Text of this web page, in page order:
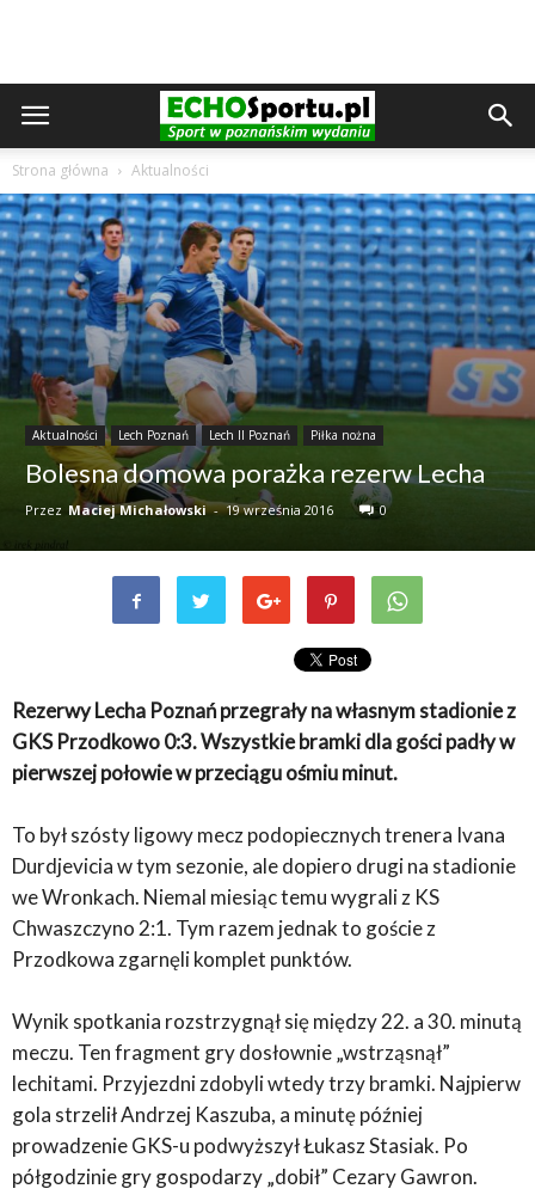
Strona główna Aktualności
Aktualności Lech Poznań Lech II Poznań Piłka nożna
Bolesna domowa porażka rezerw Lecha
Przez Maciej Michałowski - 19 września 2016 0
Rezerwy Lecha Poznań przegrały na własnym stadionie z
GKS Przodkowo 0:3. Wszystkie bramki dla gości padły w
pierwszej połowie w przeciągu ośmiu minut.
To był szósty ligowy mecz podopiecznych trenera Ivana
Durdjevicia w tym sezonie, ale dopiero drugi na stadionie
we Wronkach. Niemal miesiąc temu wygrali z KS
Chwaszczyno 2:1. Tym razem jednak to goście z
Przodkowa zgarnęli komplet punktów.
Wynik spotkania rozstrzygnął się między 22. a 30. minutą
meczu. Ten fragment gry dosłownie „wstrząsnął”
lechitami. Przyjezdni zdobyli wtedy trzy bramki. Najpierw
gola strzelił Andrzej Kaszuba, a minutę później
prowadzenie GKS-u podwyższył Łukasz Stasiak. Po
półgodzinie gry gospodarzy „dobił” Cezary Gawron.